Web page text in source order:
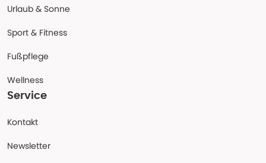
Urlaub & Sonne
Sport & Fitness
Fußpflege
Wellness
Service
Kontakt
Newsletter